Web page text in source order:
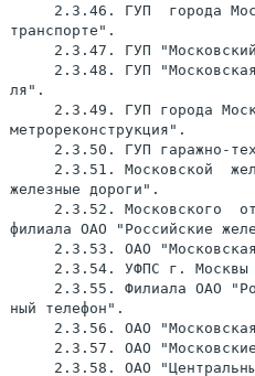
2.3.46. ГУП  города
транспорте".
2.3.47. ГУП
2.3.48. ГУП
ля".
2.3.49. ГУП города
метрореконструкция".
2.3.50. ГУП гаражно-
2.3.51. Московской
железные дороги".
2.3.52. Московского
филиала ОАО "Российские
2.3.53. ОАО
2.3.54. УФПС г.
2.3.55. Филиала ОАО
ный телефон".
2.3.56. ОАО
2.3.57. ОАО
2.3.58. ОАО